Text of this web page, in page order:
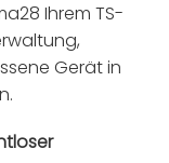
Ihrem TS-
Gerät in